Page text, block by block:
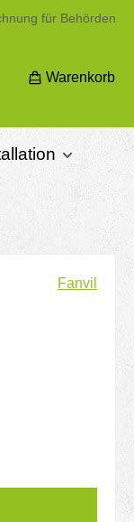
für Behörden
Warenkorb
Fanvil
Schaltflächen um